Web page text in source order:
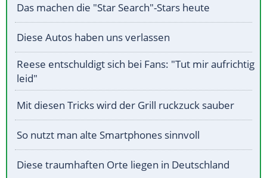
Das machen die "Star Search"-Stars heute
Diese Autos haben uns verlassen
Reese entschuldigt sich bei Fans: "Tut mir aufrichtig
leid"
Mit diesen Tricks wird der Grill ruckzuck sauber
So nutzt man alte Smartphones sinnvoll
Diese traumhaften Orte liegen in Deutschland